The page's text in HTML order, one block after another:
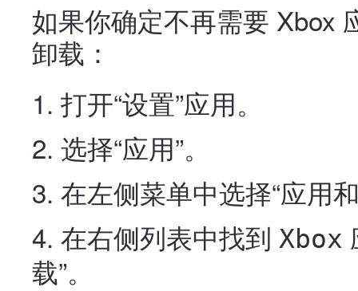
如果你确定不再需要 Xbox
卸载：
打开“设置”应用。
选择“应用”。
在左侧菜单中选择“应用
在右侧列表中找到 Xbox
载”。